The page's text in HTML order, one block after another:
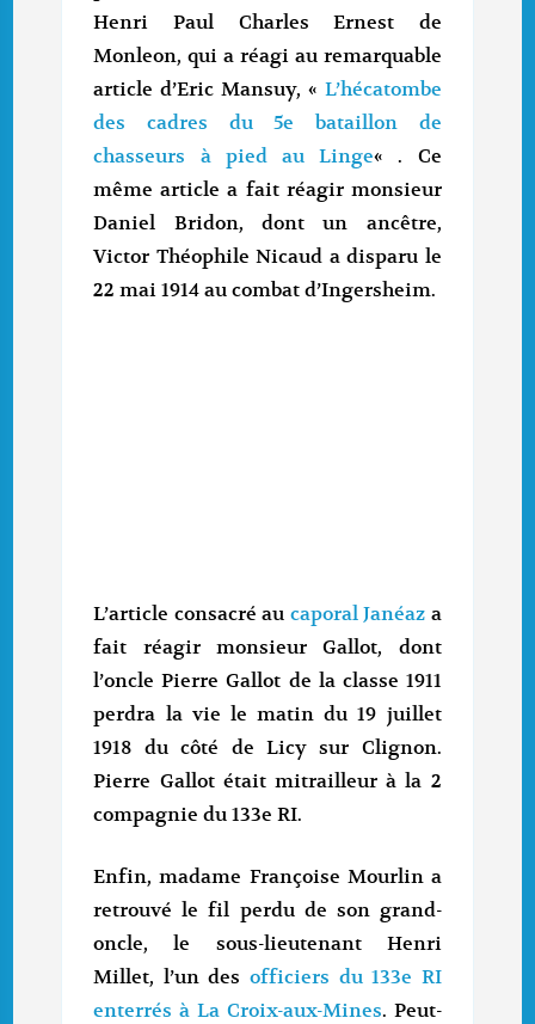
Henri Paul Charles Ernest de
Monleon, qui a réagi au remarquable
article d’Eric Mansuy, « L’hécatombe
des cadres du 5e bataillon de
chasseurs à pied au Linge« . Ce
même article a fait réagir monsieur
Daniel Bridon, dont un ancêtre,
Victor Théophile Nicaud a disparu le
22 mai 1914 au combat d’Ingersheim.
L’article consacré au caporal Janéaz a
fait réagir monsieur Gallot, dont
l’oncle Pierre Gallot de la classe 1911
perdra la vie le matin du 19 juillet
1918 du côté de Licy sur Clignon.
Pierre Gallot était mitrailleur à la 2
compagnie du 133e RI.
Enfin, madame Françoise Mourlin a
retrouvé le fil perdu de son grand-
oncle, le sous-lieutenant Henri
Millet, l’un des officiers du 133e RI
enterrés à La Croix-aux-Mines. Peut-